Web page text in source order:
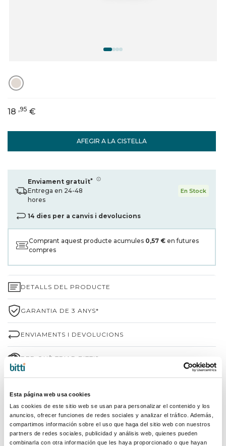
Esta página web usa cookies
Las cookies de este sitio web se usan para personalizar el contenido y los
anuncios, ofrecer funciones de redes sociales y analizar el tráfico. Además,
compartimos información sobre el uso que haga del sitio web con nuestros
partners de redes sociales, publicidad y análisis web, quienes pueden
combinarla con otra información que les haya proporcionado o que hayan
AFEGIR A LA CISTELLA
18 ,95 €
Enviament gratuït*
Entrega en 24-48
hores
En Stock
14 dies per a canvis i devolucions
Comprant aquest producte acumules 0,57 € en futures
compres
DETALLS DEL PRODUCTE
GARANTIA DE 3 ANYS*
ENVIAMENTS I DEVOLUCIONS
PER QUÈ TRIAR BITTI?
COMPARTIR